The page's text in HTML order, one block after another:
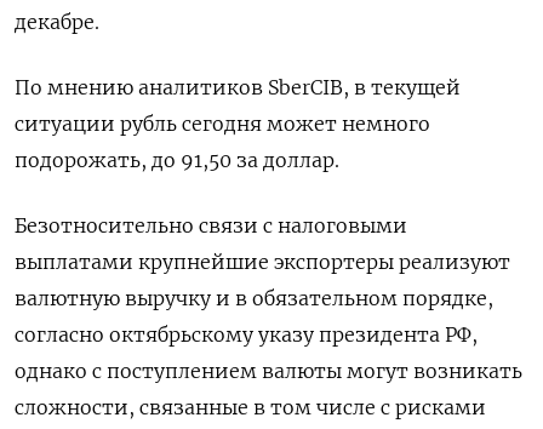
декабре.
По мнению аналитиков SberCIB, в текущей
ситуации рубль сегодня может немного
подорожать, до 91,50 за доллар.
Безотносительно связи с налоговыми
выплатами крупнейшие экспортеры реализуют
валютную выручку и в обязательном порядке,
согласно октябрьскому указу президента РФ,
однако с поступлением валюты могут возникать
сложности, связанные в том числе с рисками